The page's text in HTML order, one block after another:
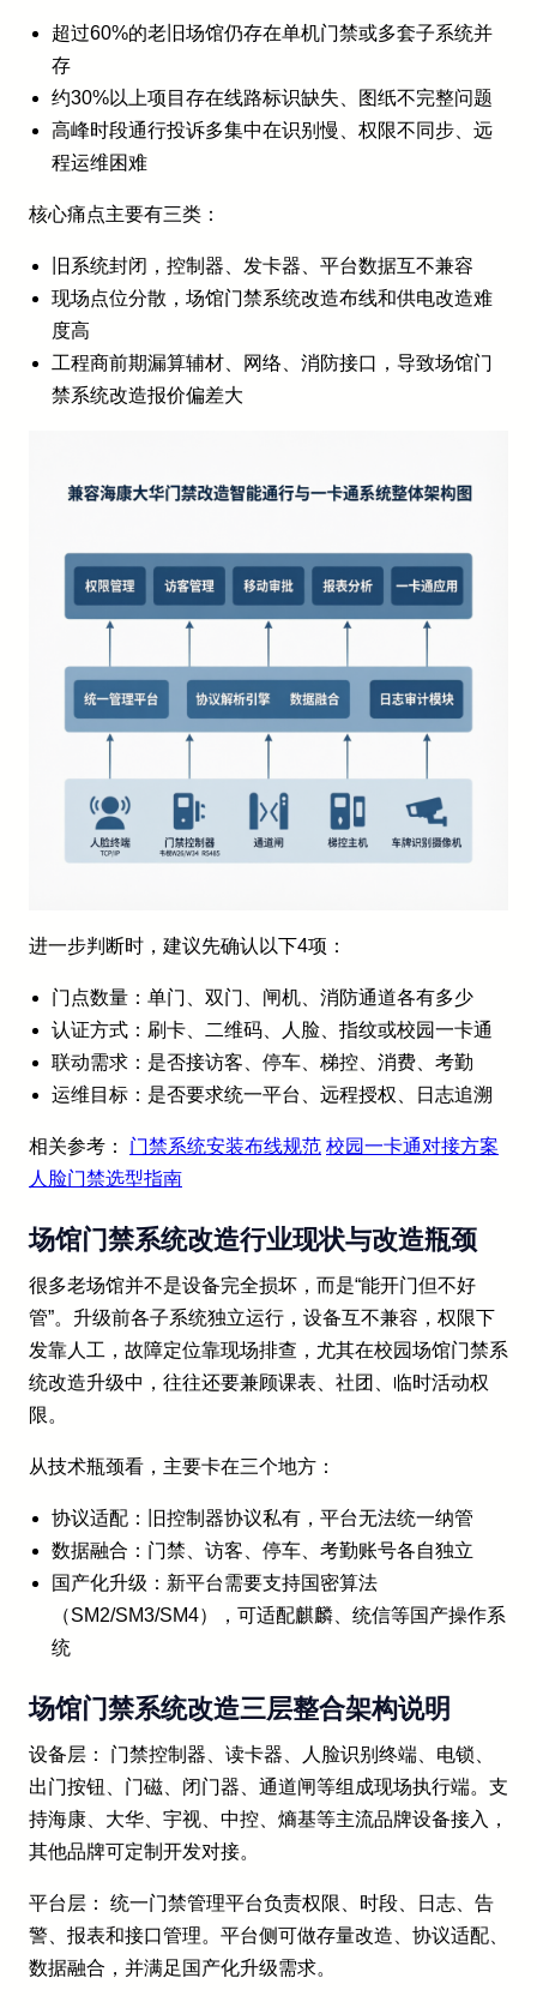
超过60%的老旧场馆仍存在单机门禁或多套子系统并
存
约30%以上项目存在线路标识缺失、图纸不完整问题
高峰时段通行投诉多集中在识别慢、权限不同步、远
程运维困难
核心痛点主要有三类：
旧系统封闭，控制器、发卡器、平台数据互不兼容
现场点位分散，场馆门禁系统改造布线和供电改造难
度高
工程商前期漏算辅材、网络、消防接口，导致场馆门
禁系统改造报价偏差大
进一步判断时，建议先确认以下4项：
门点数量：单门、双门、闸机、消防通道各有多少
认证方式：刷卡、二维码、人脸、指纹或校园一卡通
联动需求：是否接访客、停车、梯控、消费、考勤
运维目标：是否要求统一平台、远程授权、日志追溯
相关参考： 门禁系统安装布线规范 校园一卡通对接方案
人脸门禁选型指南
场馆门禁系统改造行业现状与改造瓶颈
很多老场馆并不是设备完全损坏，而是“能开门但不好
管”。升级前各子系统独立运行，设备互不兼容，权限下
发靠人工，故障定位靠现场排查，尤其在校园场馆门禁系
统改造升级中，往往还要兼顾课表、社团、临时活动权
限。
从技术瓶颈看，主要卡在三个地方：
协议适配：旧控制器协议私有，平台无法统一纳管
数据融合：门禁、访客、停车、考勤账号各自独立
国产化升级：新平台需要支持国密算法
（SM2/SM3/SM4），可适配麒麟、统信等国产操作系
统
场馆门禁系统改造三层整合架构说明
设备层： 门禁控制器、读卡器、人脸识别终端、电锁、
出门按钮、门磁、闭门器、通道闸等组成现场执行端。支
持海康、大华、宇视、中控、熵基等主流品牌设备接入，
其他品牌可定制开发对接。
平台层： 统一门禁管理平台负责权限、时段、日志、告
警、报表和接口管理。平台侧可做存量改造、协议适配、
数据融合，并满足国产化升级需求。